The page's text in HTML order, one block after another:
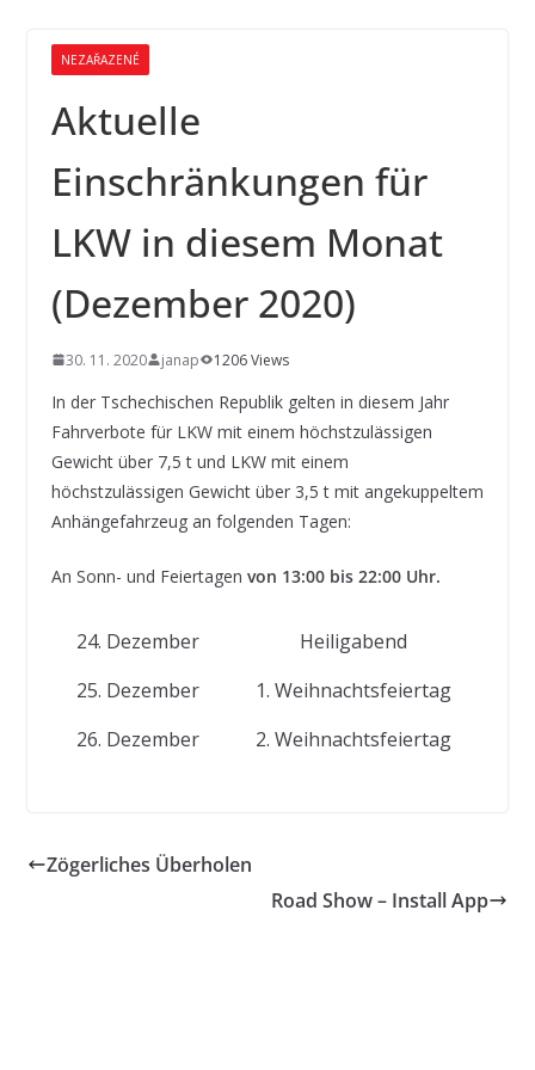
NEZAŘAZENÉ
Aktuelle
Einschränkungen für
LKW in diesem Monat
(Dezember 2020)
30. 11. 2020 janap 1206 Views
In der Tschechischen Republik gelten in diesem Jahr
Fahrverbote für LKW mit einem höchstzulässigen
Gewicht über 7,5 t und LKW mit einem
höchstzulässigen Gewicht über 3,5 t mit angekuppeltem
Anhängefahrzeug an folgenden Tagen:
An Sonn- und Feiertagen von 13:00 bis 22:00 Uhr.
24. Dezember
Heiligabend
25. Dezember
1. Weihnachtsfeiertag
26. Dezember
2. Weihnachtsfeiertag
Zögerliches Überholen
Road Show – Install App